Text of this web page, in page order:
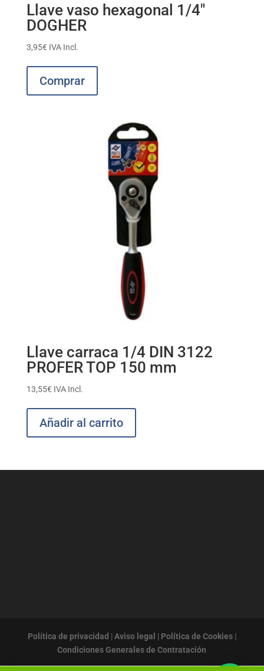
Llave vaso hexagonal 1/4″
DOGHER
3,95€ IVA Incl.
Comprar
opciones
pueden
elegir
producto
Llave carraca 1/4 DIN 3122
PROFER TOP 150 mm
13,55€ IVA Incl.
Añadir al carrito
Política de privacidad | Aviso legal | Política de Cookies|
Condiciones Generales de Contratación